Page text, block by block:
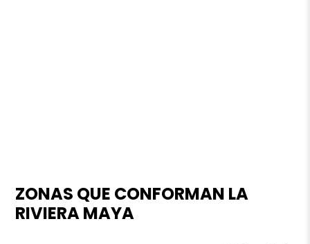
ZONAS QUE CONFORMAN LA
RIVIERA MAYA